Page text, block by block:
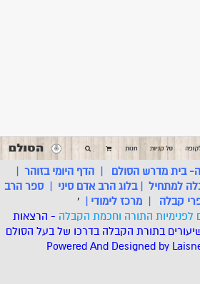
בית מדרש הסולם |הדף היומי בזוהר |
למתחיל |בלוג הרב אדם סיני |ספר הרב
קבלה | מרכז לימודי |
'
התורה וחכמת הקבלה - הרצאות
בתורת הקבלה בדרכו של בעל הסולם
Powered And Designed by